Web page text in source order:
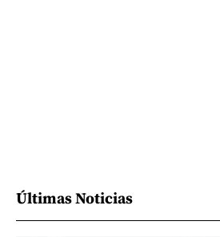
Últimas Noticias